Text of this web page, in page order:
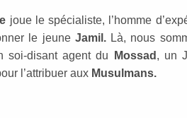
joue le spécialiste, l’homme
le jeune Jamil.Là, nous
soi-disant agent du
Mossad , un
l’attribuer aux Musulmans.